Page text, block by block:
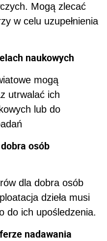
Mogą zlecać
w celu uzupełnienia
naukowych
mogą
utrwalać ich
lub do
osób
dla dobra osób
dzieła musi
do ich upośledzenia.
nadawania